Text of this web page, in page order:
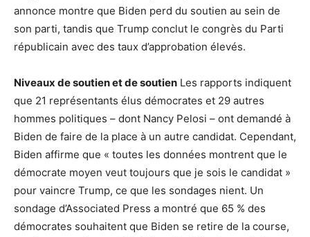
annonce montre que Biden perd du soutien au sein de
son parti, tandis que Trump conclut le congrès du Parti
républicain avec des taux d’approbation élevés.
Niveaux de soutien et de soutien Les rapports indiquent
que 21 représentants élus démocrates et 29 autres
hommes politiques – dont Nancy Pelosi – ont demandé à
Biden de faire de la place à un autre candidat. Cependant,
Biden affirme que « toutes les données montrent que le
démocrate moyen veut toujours que je sois le candidat »
pour vaincre Trump, ce que les sondages nient. Un
sondage d’Associated Press a montré que 65 % des
démocrates souhaitent que Biden se retire de la course,